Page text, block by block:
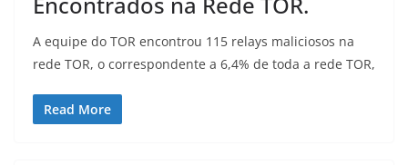
A equipe do TOR encontrou 115 relays maliciosos na
rede TOR, o correspondente a 6,4% de toda a rede TOR,
Read More